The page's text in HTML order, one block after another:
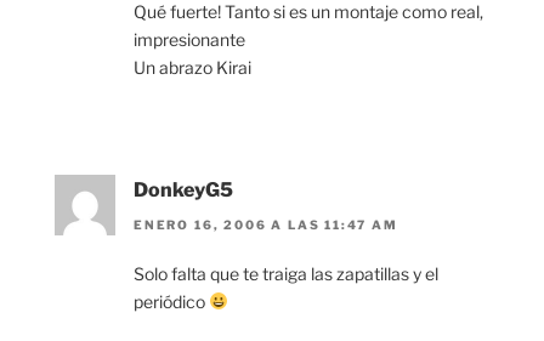
Qué fuerte! Tanto si es un montaje como real,
impresionante
Un abrazo Kirai
DonkeyG5
ENERO 16, 2006 A LAS 11:47 AM
Solo falta que te traiga las zapatillas y el
periódico